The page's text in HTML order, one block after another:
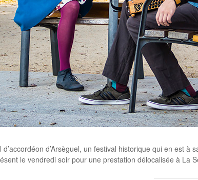
d’Arsèguel, un festival historique qui en est à
le vendredi soir pour une prestation délocalisée à La